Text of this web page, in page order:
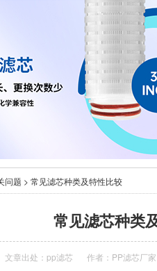
问题 > 常见滤芯种类及特性比较
常见滤芯种类
文章出处： pp滤芯 作者： PP滤芯厂家